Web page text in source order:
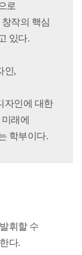
로
작의 핵심
있다.
인,
자인에 대한
래에
학부이다.
휘할 수
다.